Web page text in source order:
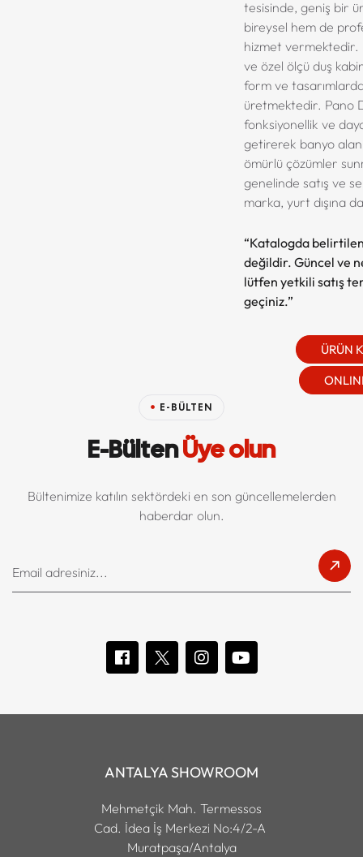
tesisinde, geniş bir
bireysel hem de
hizmet
ve özel ölçü duş
form ve
üretmektedir. Pano
fonksiyonellik ve
getirerek banyo
ömürlü çözümler
genelinde satış ve
marka, yurt dışına
“Katalogda
değildir. Güncel ve
lütfen yetkili satış
geçiniz.”
ÜRÜN
E-BÜLTEN
E-BültenÜye olun
Bültenimize katılın sektördeki en son güncellemelerden
haberdar olun.
ANTALYA SHOWROOM
Mehmetçik Mah. Termessos
Cad. İdea İş Merkezi No:4/2-A
Muratpaşa/Antalya